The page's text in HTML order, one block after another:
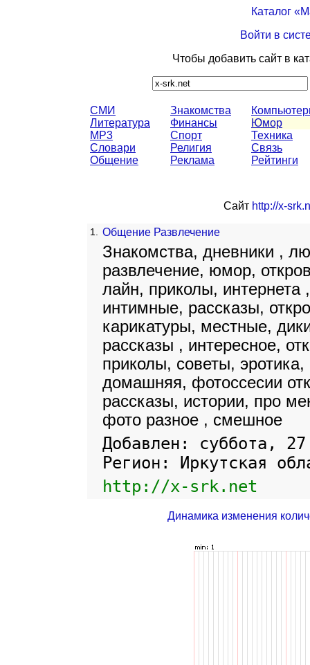
Каталог
Войти в
Чтобы добавить сайт в
СМИ
Литература
MP3
Словари
Общение
Знакомства
Финансы
Спорт
Религия
Реклама
Юмор
Техника
Связь
Рейтинги
Сайт http://x-
1. Общение Развлечение
Знакомства, дневники ,
развлечение, юмор,
лайн, приколы, интернета
интимные, рассказы,
карикатуры, местные,
рассказы , интересное,
приколы, советы,
домашняя, фотоссесии
рассказы, истории, про
фото разное , смешное
Добавлен: суббота,
Регион: Иркутская
http://x-srk.net
Динамика изменения